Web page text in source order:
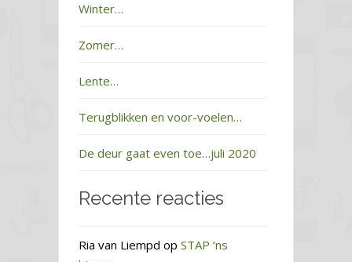
Winter…
Zomer…
Lente…
Terugblikken en voor-voelen…
De deur gaat even toe…juli 2020
Recente reacties
Ria van Liempd op STAP ‘ns